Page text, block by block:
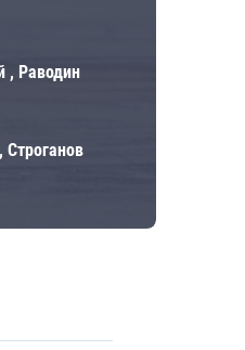
, Раводин
Строганов